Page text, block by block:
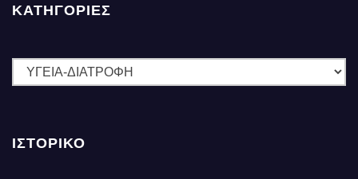
ΚΑΤΗΓΟΡΙΕΣ
ΚΑΤΗΓΟΡΙΕΣ
ΙΣΤΟΡΙΚΌ